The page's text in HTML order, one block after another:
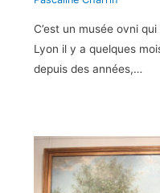
C’est un musée ovni
Lyon il y a quelques
depuis des années,…